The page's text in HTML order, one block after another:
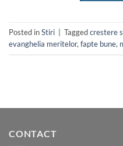
Posted inStiri Taggedcrestere
evanghelia meritelor, fapte bune,
CONTACT